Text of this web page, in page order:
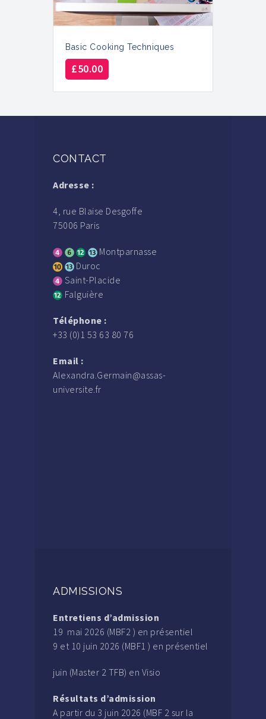
Basic Cooking Techniques
£50.00
CONTACT
Adresse :
4, rue Blaise Desgoffe
75006 Paris
Montparnasse
Duroc
Saint-Placide
Falguière
Téléphone :
+33 (0)1 53 63 80 76
Email :
Alexandra.Germain@assas-
universite.fr
ADMISSIONS
Entretiens d’admission
19 mai 2026 (MBF2 ) en présentiel
9 et 10 juin 2026 (MBF1 ) en présentiel
juin (Master 2 TFB) en Visio
Résultats d’admission
A partir du 3 juin 2026 (MBF 2 sur la